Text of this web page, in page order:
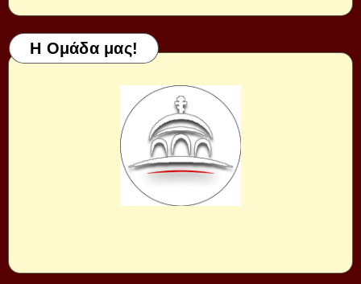
Η Ομάδα μας!